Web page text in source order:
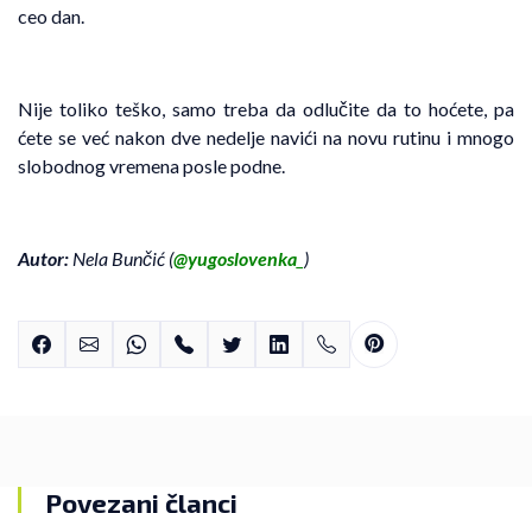
ceo dan.
Nije toliko teško, samo treba da odlučite da to hoćete, pa
ćete se već nakon dve nedelje navići na novu rutinu i mnogo
slobodnog vremena posle podne.
Autor: Nela Bunčić (@yugoslovenka )
Povezani članci